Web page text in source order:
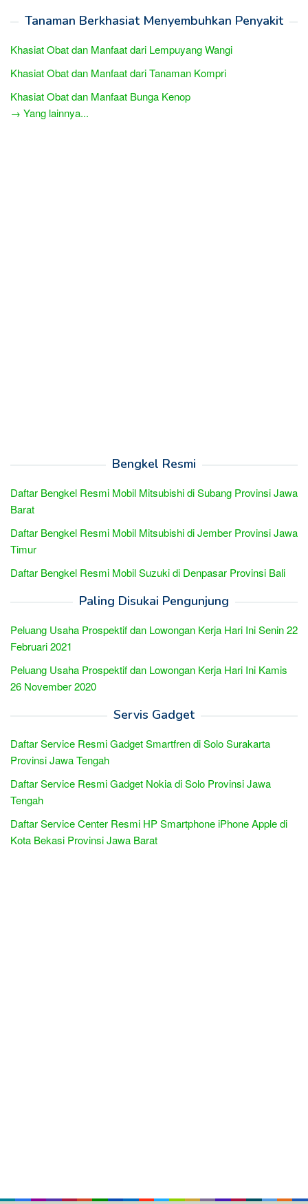
Tanaman Berkhasiat Menyembuhkan Penyakit
Khasiat Obat dan Manfaat dari Lempuyang Wangi
Khasiat Obat dan Manfaat dari Tanaman Kompri
Khasiat Obat dan Manfaat Bunga Kenop
→ Yang lainnya...
Bengkel Resmi
Daftar Bengkel Resmi Mobil Mitsubishi di Subang Provinsi Jawa
Barat
Daftar Bengkel Resmi Mobil Mitsubishi di Jember Provinsi Jawa
Timur
Daftar Bengkel Resmi Mobil Suzuki di Denpasar Provinsi Bali
Paling Disukai Pengunjung
Peluang Usaha Prospektif dan Lowongan Kerja Hari Ini Senin 22
Februari 2021
Peluang Usaha Prospektif dan Lowongan Kerja Hari Ini Kamis
26 November 2020
Servis Gadget
Daftar Service Resmi Gadget Smartfren di Solo Surakarta
Provinsi Jawa Tengah
Daftar Service Resmi Gadget Nokia di Solo Provinsi Jawa
Tengah
Daftar Service Center Resmi HP Smartphone iPhone Apple di
Kota Bekasi Provinsi Jawa Barat